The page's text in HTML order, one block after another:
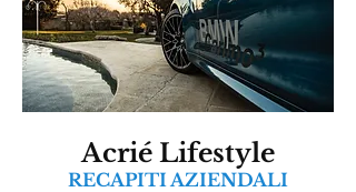
Acrié Lifestyle
RECAPITI AZIENDALI